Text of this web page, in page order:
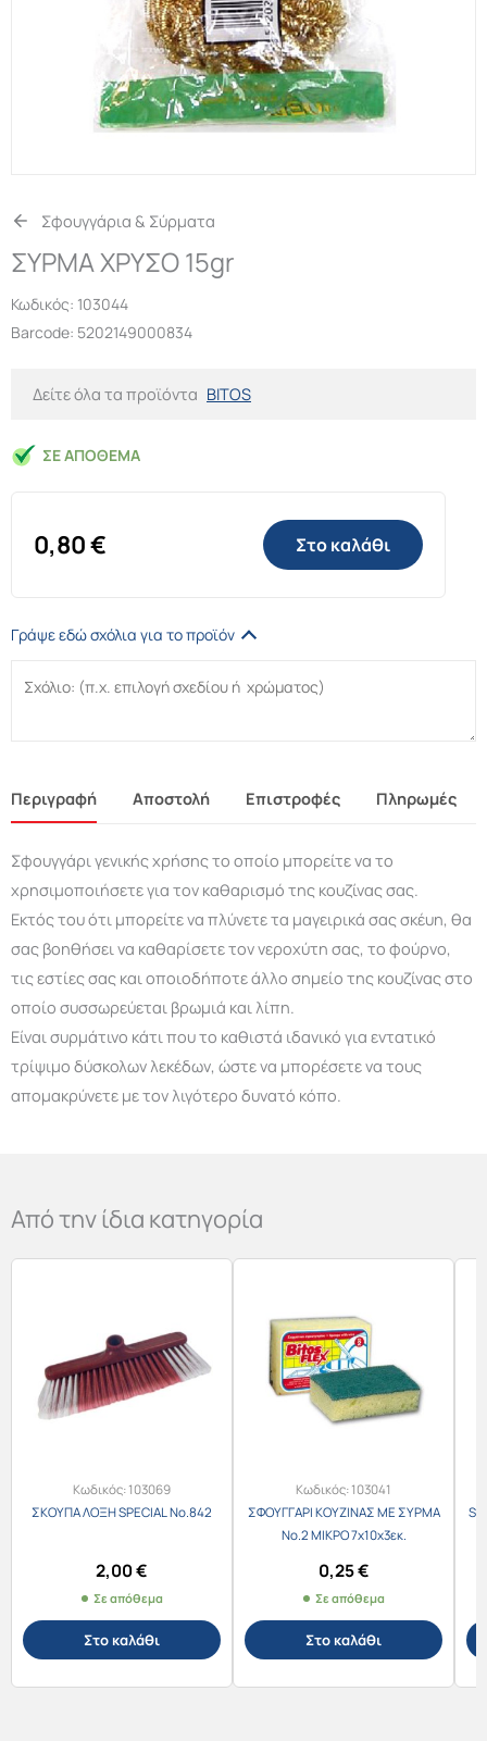
Σφουγγάρια & Σύρματα
ΣΥΡΜΑ ΧΡΥΣΟ 15gr
Κωδικός: 103044
Barcode: 5202149000834
Δείτε όλα τα προϊόντα BITOS
ΣΕ ΑΠΌΘΕΜΑ
0,80€ Στο καλάθι
Γράψε εδώ σχόλια για το προϊόν
Περιγραφή Αποστολή Επιστροφές Πληρωμές
Σφουγγάρι γενικής χρήσης το οποίο μπορείτε να το
χρησιμοποιήσετε για τον καθαρισμό της κουζίνας σας.
Εκτός του ότι μπορείτε να πλύνετε τα μαγειρικά σας σκέυη, θα
σας βοηθήσει να καθαρίσετε τον νεροχύτη σας, το φούρνο,
τις εστίες σας και οποιοδήποτε άλλο σημείο της κουζίνας στο
οποίο συσσωρεύεται βρωμιά και λίπη.
Είναι συρμάτινο κάτι που το καθιστά ιδανικό για εντατικό
τρίψιμο δύσκολων λεκέδων, ώστε να μπορέσετε να τους
απομακρύνετε με τον λιγότερο δυνατό κόπο.
Από την ίδια κατηγορία
Κωδικός:103069
ΣΚΟΥΠΑ ΛΟΞΗ SPECIAL Νο.842
2,00€
Σε απόθεμα
Στο καλάθι
Κωδικός:103041
ΣΦΟΥΓΓΑΡΙ ΚΟΥΖΙΝΑΣ ΜΕ ΣΥΡΜΑ
Νο.2 ΜΙΚΡΟ 7x10x3εκ.
0,25€
Σε απόθεμα
Στο καλάθι